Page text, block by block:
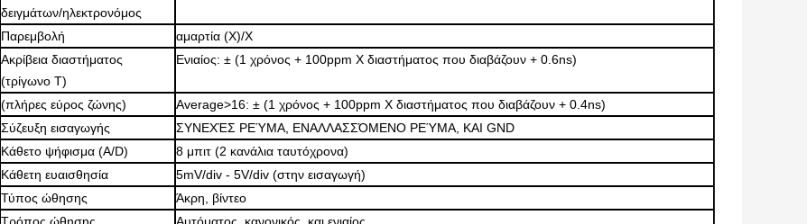
δειγμάτων/ηλεκτρονόμος
Παρεμβολή
αμαρτία (X)/Χ
Ακρίβεια διαστήματος
(τρίγωνο Τ)
Ενιαίος: ± (1 χρόνος + 100ppm Χ διαστήματος που διαβάζουν + 0.6ns)
(πλήρες εύρος ζώνης)
Average>16: ± (1 χρόνος + 100ppm Χ διαστήματος που διαβάζουν + 0.4ns)
Σύζευξη εισαγωγής
ΣΥΝΕΧΈΣ ΡΕΎΜΑ, ΕΝΑΛΛΑΣΣΌΜΕΝΟ ΡΕΎΜΑ, ΚΑΙ GND
Κάθετο ψήφισμα (A/D)
8 μπιτ (2 κανάλια ταυτόχρονα)
Κάθετη ευαισθησία
5mV/div - 5V/div (στην εισαγωγή)
Τύπος ώθησης
Άκρη, βίντεο